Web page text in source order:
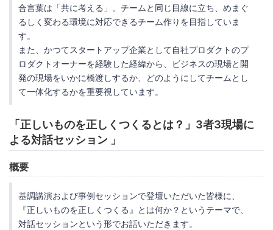
合言葉は「共に考える」。チームと同じ目線に立ち、めまぐ
るしく変わる環境に対応できるチーム作りを目指していま
す。
また、かつてスタートアップ企業として自社プロダクトのプ
ロダクトオーナーを経験した経緯から、ビジネスの現場と開
発の現場をいかに橋渡しするか、どのようにしてチームとし
て一体化するかを重要視しています。
「正しいものを正しくつくるとは？」3者3現場に
よる対話セッション 」
概要
基調講演および事例セッションで登壇いただいた皆様に、
『正しいものを正しくつくる』とは何か？というテーマで、
対話セッションという形でお話いただきます。